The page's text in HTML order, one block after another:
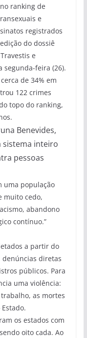
ranking de
e
registrados
do dossiê
e
segunda-feira (26).
de 34% em
122 crimes
topo do ranking,
Benevides,
sistema inteiro
pessoas
uma população
muito cedo,
abandono
contínuo.”
a partir do
diretas
públicos. Para
uma violência:
as mortes
os estados com
oito cada. Ao